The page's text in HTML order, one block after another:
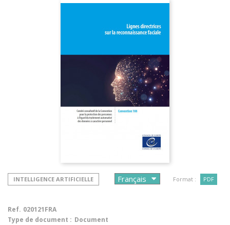
INTELLIGENCE ARTIFICIELLE Format : PDF
Ref. 020121FRA
Type de document : Document